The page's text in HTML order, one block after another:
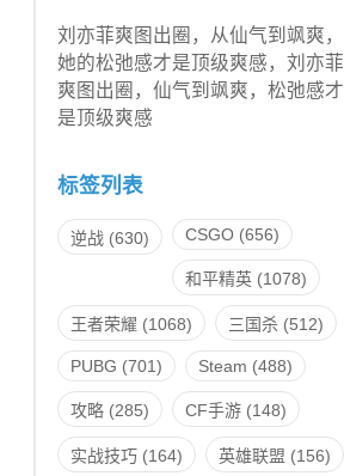
刘亦菲爽图出圈，从仙气到飒爽，
她的松弛感才是顶级爽感，刘亦菲
爽图出圈，仙气到飒爽，松弛感才
是顶级爽感
标签列表
逆战 (630) CSGO (656)
和平精英 (1078)
王者荣耀 (1068) 三国杀 (512)
PUBG (701) Steam (488)
攻略 (285) CF手游 (148)
实战技巧 (164) 英雄联盟 (156)